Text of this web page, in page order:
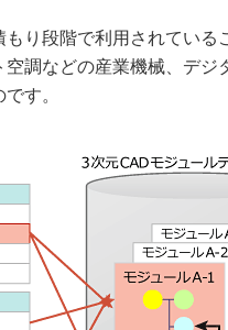
り段階で利用されている
調などの産業機械、デジ
す。